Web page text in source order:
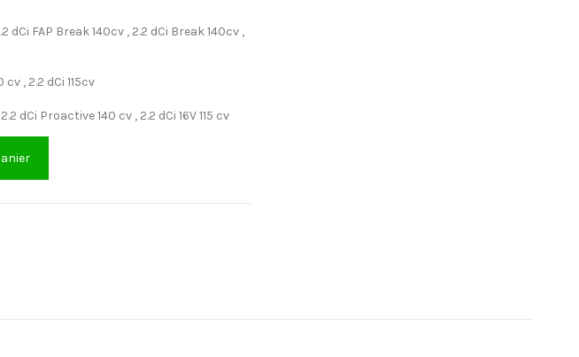
dCi FAP Break 140cv , 2.2 dCi Break 140cv ,
cv , 2.2 dCi 115cv
dCi Proactive 140 cv , 2.2 dCi 16V 115 cv